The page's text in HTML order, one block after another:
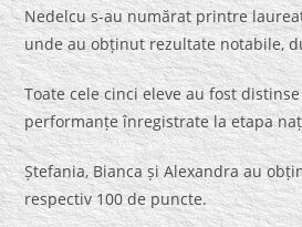
Nedelcu s-au numărat printre
unde au obținut rezultate notabile,
Toate cele cinci eleve au fost
performanțe înregistrate la etapa
Ștefania, Bianca și Alexandra au
respectiv 100 de puncte.